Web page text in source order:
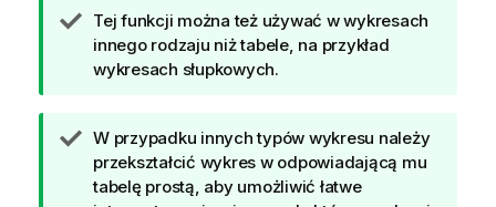
W
s
k
ó
w
k
Tej funkcji można też używać w wykresach
innego rodzaju niż tabele, na przykład
wykresach słupkowych.
W
s
k
W przypadku innych typów wykresu należy
przekształcić wykres w odpowiadającą mu
tabelę prostą, aby umożliwić łatwe